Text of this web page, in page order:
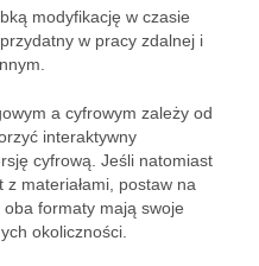
modyfikację w czasie
w pracy zdalnej i
a cyfrowym zależy od
interaktywny
cyfrową. Jeśli natomiast
materiałami, postaw na
formaty mają swoje
okoliczności.